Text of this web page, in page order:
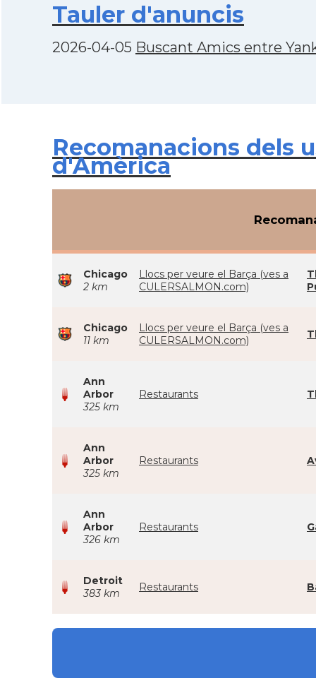
Tauler d'anuncis
2026-04-05 Buscant Amics entre
Recomanacions dels
d'Amèrica
Chicago
2 km
Llocs per veure el Barça (ves a
CULERSALMON.com)
Chicago
11 km
Llocs per veure el Barça (ves a
CULERSALMON.com)
Ann
Arbor
325 km
Restaurants
Ann
Arbor
325 km
Restaurants
Ann
Arbor
326 km
Restaurants
Detroit
383 km
Restaurants